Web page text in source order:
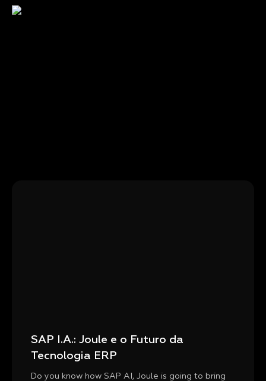
SAP I.A.: Joule e o Futuro da
Tecnologia ERP
Do you know how SAP AI, Joule is going to bring